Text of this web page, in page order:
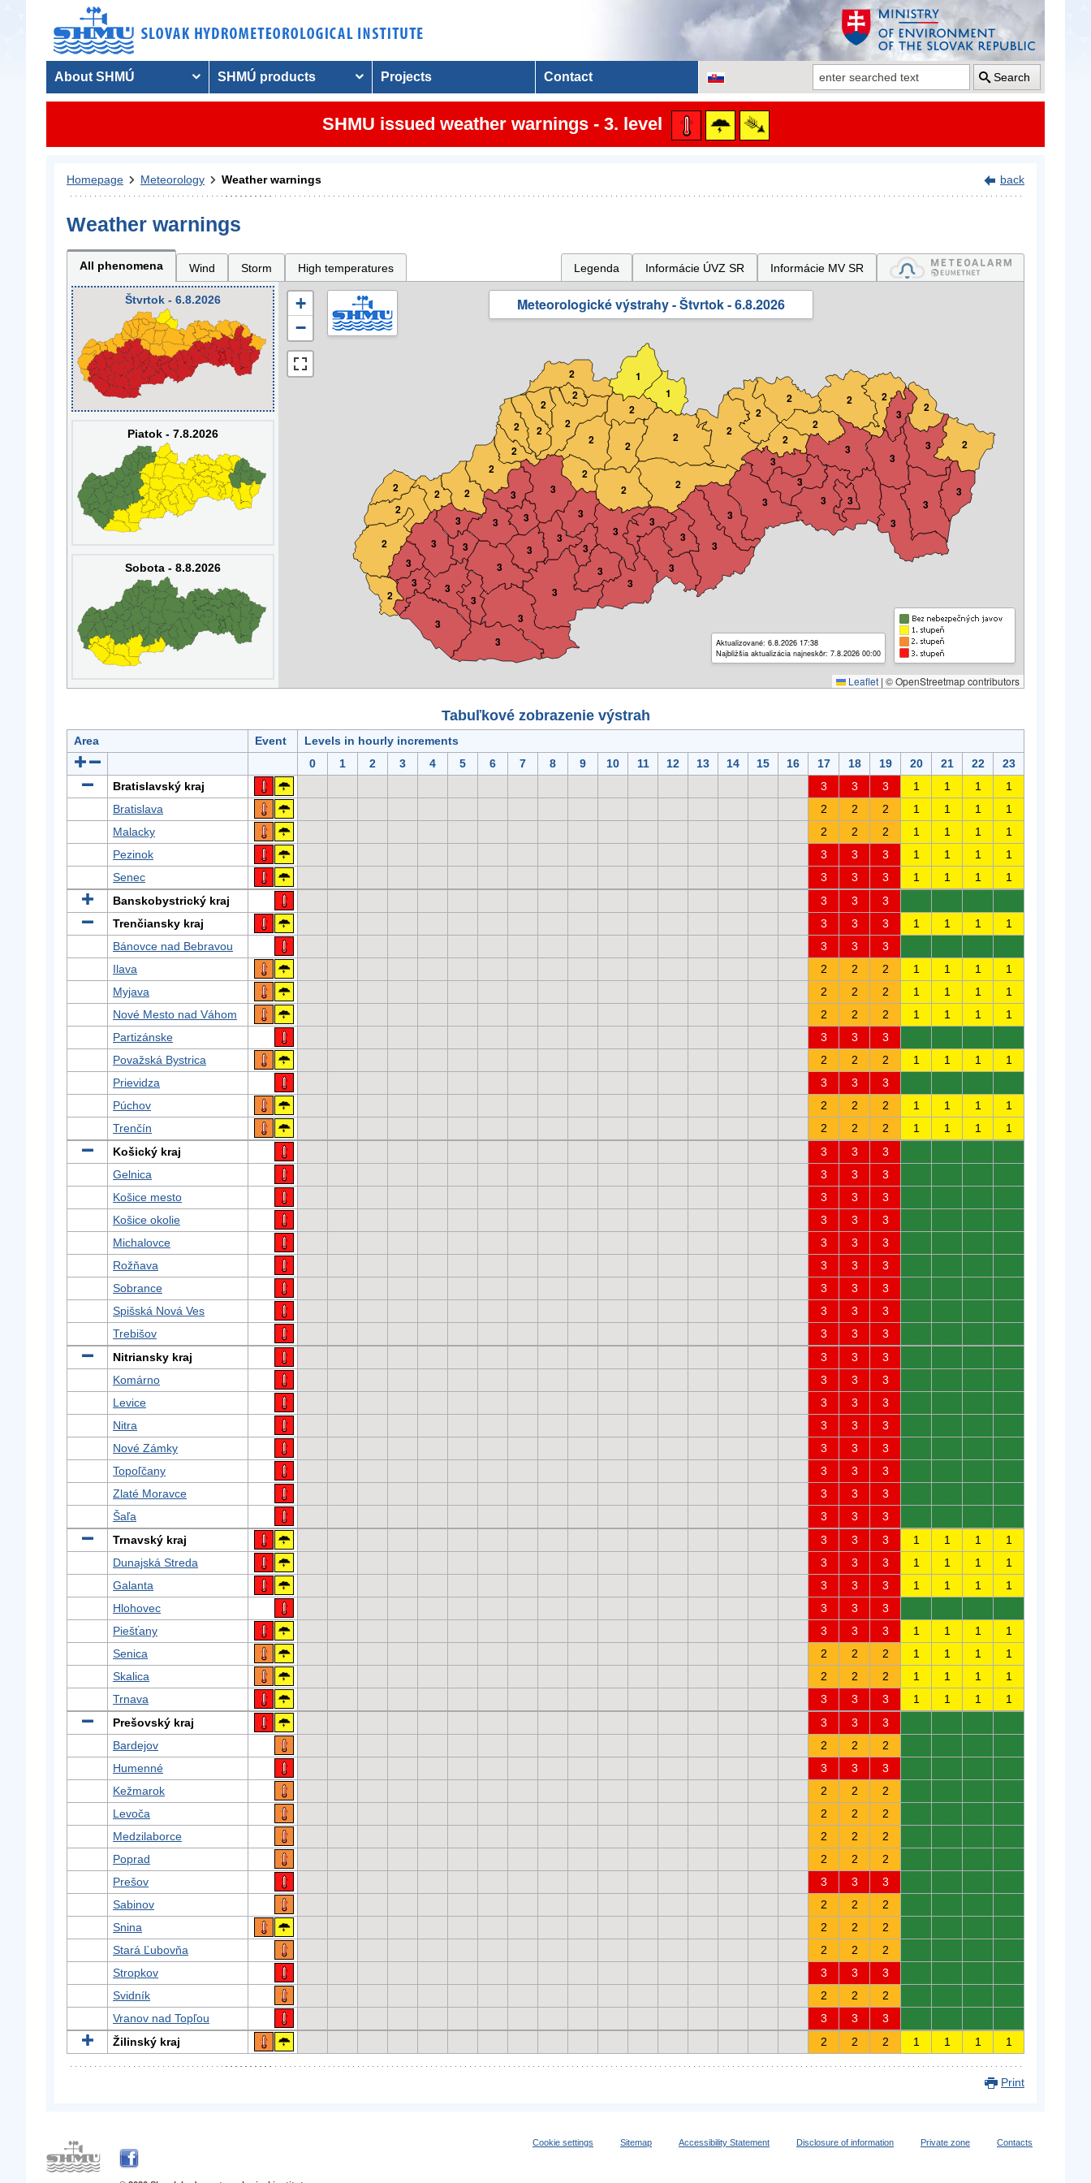
About SHMÚ SHMÚ products Projects Contact Search
SHMU issued weather warnings - 3. level
Homepage Meteorology Weather warnings back
Weather warnings
All phenomena Wind Storm High temperatures Legenda Informácie ÚVZ SR Informácie MV SR
Štvrtok - 6.8.2026
Piatok - 7.8.2026
Sobota - 8.8.2026
Meteorologické výstrahy - Štvrtok - 6.8.2026
Aktualizované: 6.8.2026 17:38
Najbližšia aktualizácia najneskôr: 7.8.2026 00:00
2
2
3
3
3
3
3
3
2
2
3
3
2
2
2
3
2
3
2
2
3
3
3
3
3
3
3
2
2
2
2
2
2
1
2
2
1
2
2
3
2
3
3 3
3
3
3
3
3
3
3
2
3
2
2
2
2
3
2
2
2
3
2
3
3
3
3 3
3
3
3
3
+
−
Leaflet | © OpenStreetmap contributors
Tabuľkové zobrazenie výstrah
Area Event
Levels in hourly increments
0
1 2 3 4 5 6 7 8 9 10 11 12 13 14 15 16 17 18 19 20 21 22
23
Bratislavský kraj
3 3 3 1 1 1
1
Bratislava
2 2 2 1 1 1
1
Malacky
2 2 2 1 1 1
1
Pezinok
3 3 3 1 1 1
1
Senec
3 3 3 1 1 1
1
Banskobystrický kraj
3 3 3
Trenčiansky kraj
3 3 3 1 1 1
1
Bánovce nad Bebravou
3 3 3
Ilava
2 2 2 1 1 1
1
Myjava
2 2 2 1 1 1
1
Nové Mesto nad Váhom
2 2 2 1 1 1
1
Partizánske
3 3 3
Považská Bystrica
2 2 2 1 1 1
1
Prievidza
3 3 3
Púchov
2 2 2 1 1 1
1
Trenčín
2 2 2 1 1 1
1
Košický kraj
3 3 3
Gelnica
3 3 3
Košice mesto
3 3 3
Košice okolie
3 3 3
Michalovce
3 3 3
Rožňava
3 3 3
Sobrance
3 3 3
Spišská Nová Ves
3 3 3
Trebišov
3 3 3
Nitriansky kraj
3 3 3
Komárno
3 3 3
Levice
3 3 3
Nitra
3 3 3
Nové Zámky
3 3 3
Topoľčany
3 3 3
Zlaté Moravce
3 3 3
Šaľa
3 3 3
Trnavský kraj
3 3 3 1 1 1
1
Dunajská Streda
3 3 3 1 1 1
1
Galanta
3 3 3 1 1 1
1
Hlohovec
3 3 3
Piešťany
3 3 3 1 1 1
1
Senica
2 2 2 1 1 1
1
Skalica
2 2 2 1 1 1
1
Trnava
3 3 3 1 1 1
1
Prešovský kraj
3 3 3
Bardejov
2 2 2
Humenné
3 3 3
Kežmarok
2 2 2
Levoča
2 2 2
Medzilaborce
2 2 2
Poprad
2 2 2
Prešov
3 3 3
Sabinov
2 2 2
Snina
2 2 2
Stará Ľubovňa
2 2 2
Stropkov
3 3 3
Svidník
2 2 2
Vranov nad Topľou
3 3 3
Žilinský kraj
2 2 2 1 1 1 1
Print
Cookie settings Sitemap Accessibility Statement Disclosure of information Private zone Contacts